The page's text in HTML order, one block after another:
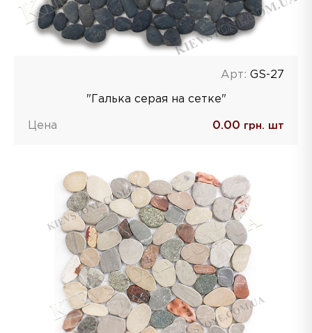
Арт: GS-27
"Галька серая на сетке"
Цена 0.00 грн. шт